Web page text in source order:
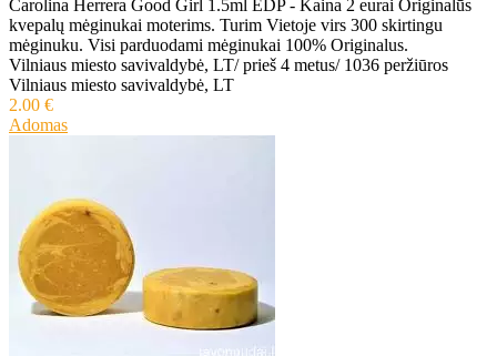
Carolina Herrera Good Girl 1.5ml EDP - Kaina 2 eurai Originalūs
kvepalų mėginukai moterims. Turim Vietoje virs 300 skirtingu
mėginuku. Visi parduodami mėginukai 100% Originalus.
Vilniaus miesto savivaldybė, LT/ prieš 4 metus/ 1036 peržiūros
Vilniaus miesto savivaldybė, LT
2.00 €
Adomas